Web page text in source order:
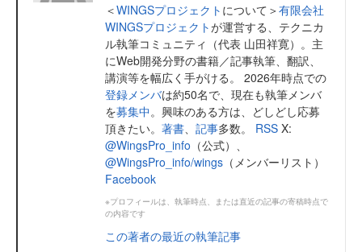
＜WINGSプロジェクト について＞有限会社
WINGSプロジェクトが運営する、テクニカ
ル執筆コミュニティ（代表 山田祥寛）。主
にWeb開発分野の書籍／記事執筆、翻訳、
講演等を幅広く手がける。 2026年時点での
登録メンバは約50名で、現在も執筆メンバ
を募集中。興味のある方は、どしどし応募
頂きたい。 著書 記事多数。 RSS X:
@WingsPro_info （公式）、
@WingsPro_info/wings （メンバーリスト）
Facebook
※プロフィールは、執筆時点、または直近の記事の寄稿時点で
の内容です
この著者の最近の執筆記事